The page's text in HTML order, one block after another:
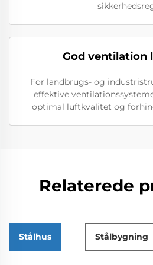
God ventilation
For landbrugs- og
effektive
optimal luftkvalitet og
Relaterede
Stålhus Stålbygning